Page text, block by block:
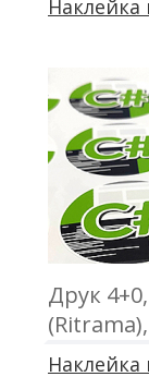
Наклейка
Друк
порізка,
Наклейка